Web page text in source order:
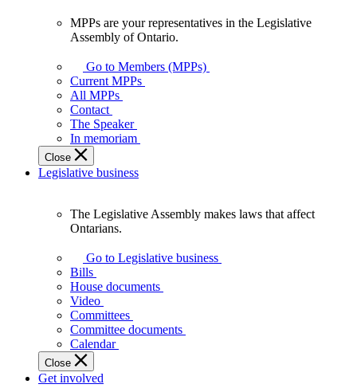
your
representatives
Legislative
Assembly
of
Ontario.
MPPs are your representatives in the Legislative
Assembly of Ontario.
Go to Members (MPPs)
Current MPPs
All MPPs
Contact
The Speaker
In memoriam
Close
Legislative business
Assembly
makes
laws
affect
Ontarians.
The Legislative Assembly makes laws that affect
Ontarians.
Go to Legislative business
Bills
House documents
Video
Committees
Committee documents
Calendar
Close
Get involved